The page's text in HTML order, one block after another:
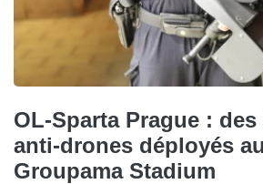
OL-Sparta Prague :
anti-drones déployés
Groupama Stadium